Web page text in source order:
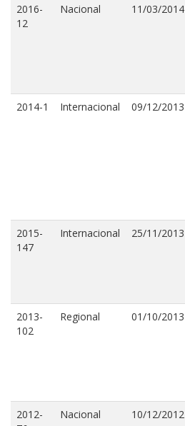
2016-
12
Nacional 11/03/2014
2014-1 Internacional 09/12/2013
2015-
147
Internacional 25/11/2013
2013-
102
Regional 01/10/2013
2012-
Nacional 10/12/2012